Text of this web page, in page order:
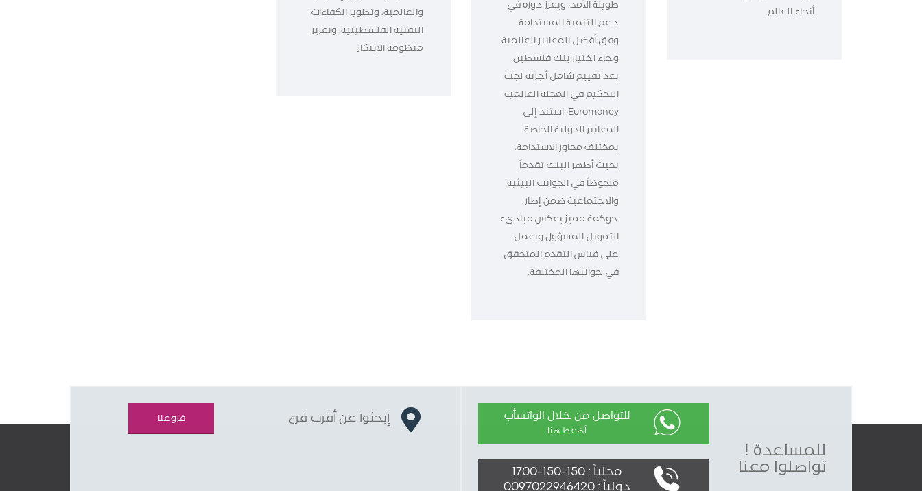
أنحاء العالم.
طويلة الأمد، ويعزز دوره في
دعم التنمية المستدامة
وفق أفضل المعايير العالمية.
وجاء اختيار بنك فلسطين
بعد تقييم شامل أجرته لجنة
التحكيم في المجلة العالمية
Euromoney، استند إلى
المعايير الدولية الخاصة
بمختلف محاور الاستدامة،
بحيث أظهر البنك تقدماً
ملحوظاً في الجوانب البيئية
والاجتماعية ضمن إطار
حوكمة مميز يعكس مبادىء
التمويل المسؤول ويعمل
على قياس التقدم المتحقق
في جوانبها المختلفة.
والعالمية، وتطوير الكفاءات
التقنية الفلسطينية، وتعزيز
منظومة الابتكار
للمساعدة !
تواصلوا معنا
للتواصل من خلال الواتسأب
أضغط هنا
محلياً : 150-150-1700
دولياً : 0097022946420
إبحثوا عن أقرب فرع فروعنا